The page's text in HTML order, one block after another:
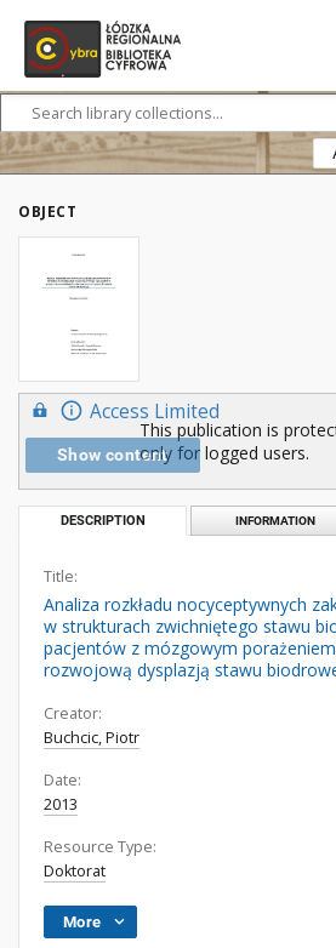
OBJECT
Access Limited
Show content
This publication is
only for logged users.
DESCRIPTION INFORMATION
Title:
Analiza rozkładu nocyceptywnych
w strukturach zwichniętego stawu
pacjentów z mózgowym
rozwojową dysplazją stawu
Creator:
Buchcic, Piotr
Date:
2013
Resource Type:
Doktorat
More